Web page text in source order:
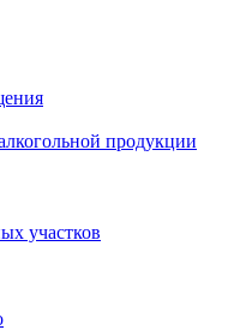
продукции
участков